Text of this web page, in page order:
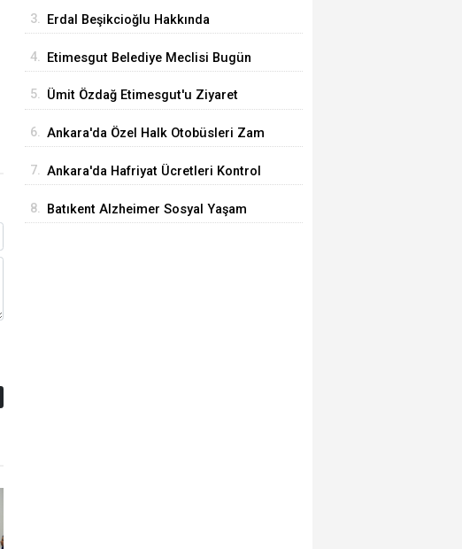
3. Erdal Beşikcioğlu Hakkında
4. Etimesgut Belediye Meclisi Bugün
5. Ümit Özdağ Etimesgut'u Ziyaret
6. Ankara'da Özel Halk Otobüsleri Zam
7. Ankara'da Hafriyat Ücretleri Kontrol
8. Batıkent Alzheimer Sosyal Yaşam